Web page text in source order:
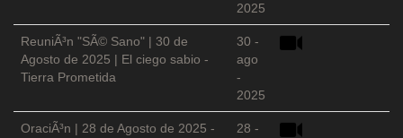
2025
ReuniÃ³n "SÃ© Sano" | 30 de
Agosto de 2025 | El ciego sabio -
Tierra Prometida
30 -
ago
-
2025
OraciÃ³n | 28 de Agosto de 2025 -
28 -